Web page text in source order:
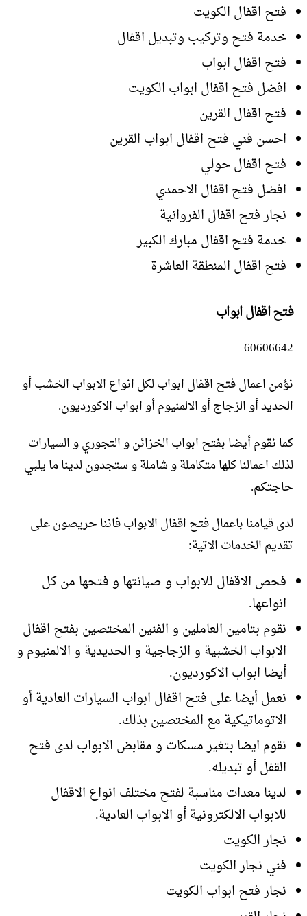
فتح اقفال الكويت
خدمة فتح وتركيب وتبديل اقفال
فتح اقفال ابواب
افضل فتح اقفال ابواب الكويت
فتح اقفال القرين
احسن فني فتح اقفال ابواب القرين
فتح اقفال حولي
افضل فتح اقفال الاحمدي
نجار فتح اقفال الفروانية
خدمة فتح اقفال مبارك الكبير
فتح اقفال المنطقة العاشرة
فتح اقفال ابواب
60606642
نؤمن اعمال فتح اقفال ابواب لكل انواع الابواب الخشب أو
الحديد أو الزجاج أو الالمنيوم أو ابواب الاكورديون.
كما نقوم أيضا بفتح ابواب الخزائن و التجوري و السيارات
لذلك اعمالنا كلها متكاملة و شاملة و ستجدون لدينا ما يلبي
حاجتكم.
لدى قيامنا باعمال فتح اقفال الابواب فاننا حريصون على
تقديم الخدمات الاتية:
فحص الاقفال للابواب و صيانتها و فتحها من كل
انواعها.
نقوم بتامين العاملين و الفنين المختصين بفتح اقفال
الابواب الخشبية و الزجاجية و الحديدية و الالمنيوم و
أيضا ابواب الاكورديون.
نعمل أيضا على فتح اقفال ابواب السيارات العادية أو
الاتوماتيكية مع المختصين بذلك.
نقوم ايضا بتغير مسكات و مقابض الابواب لدى فتح
القفل أو تبديله.
لدينا معدات مناسبة لفتح مختلف انواع الاقفال
للابواب الالكترونية أو الابواب العادية.
نجار الكويت
فني نجار الكويت
نجار فتح ابواب الكويت